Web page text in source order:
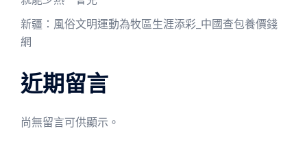
新疆：風俗文明運動為牧區生涯添彩_中國查包養價錢
網
近期留言
尚無留言可供顯示。